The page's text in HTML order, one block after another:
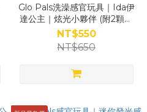
Glo Pals洗澡感官玩具｜Ida伊
達公主｜炫光小夥伴 (附2顆小
冰塊)
NT$550
NT$650